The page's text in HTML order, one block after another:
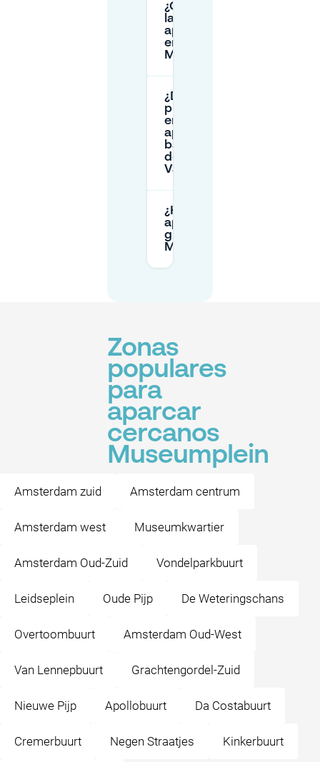
¿Cuáles son
las tarifas de
aparcamiento
en
Museumplein?
¿Dónde
puedo
encontrar
aparcamiento
barato cerca
del Museo
Van Gogh?
¿Hay
aparcamiento
gratuito en
Museumplein?
Zonas
populares
para
aparcar
cercanos
Museumplein
Amsterdam zuid Amsterdam centrum
Amsterdam west Museumkwartier
Amsterdam Oud-Zuid Vondelparkbuurt
Leidseplein Oude Pijp De Weteringschans
Overtoombuurt Amsterdam Oud-West
Van Lennepbuurt Grachtengordel-Zuid
Nieuwe Pijp Apollobuurt Da Costabuurt
Cremerbuurt Negen Straatjes Kinkerbuurt